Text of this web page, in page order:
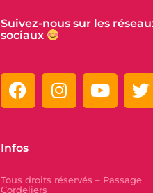
Suivez-nous sur les
sociaux
Infos
Tous droits réservés – Passage
Cordeliers